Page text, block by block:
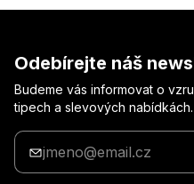
Odebírejte náš
Budeme vás informovat o
tipech a slevových nabídkách.
Zadejte
svůj
e-